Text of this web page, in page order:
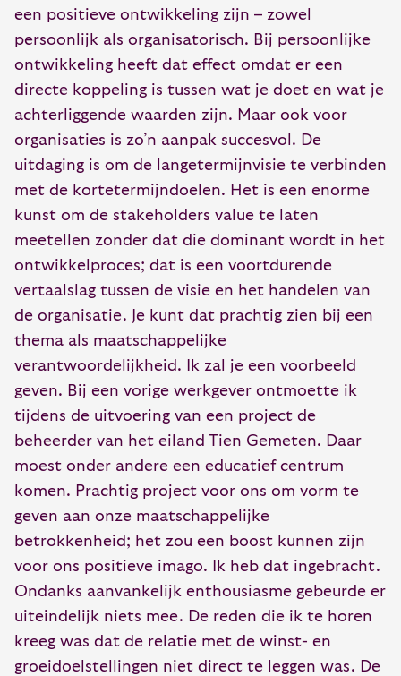
een positieve ontwikkeling zijn – zowel
persoonlijk als organisatorisch. Bij persoonlijke
ontwikkeling heeft dat effect omdat er een
directe koppeling is tussen wat je doet en wat je
achterliggende waarden zijn. Maar ook voor
organisaties is zo’n aanpak succesvol. De
uitdaging is om de langetermijnvisie te verbinden
met de kortetermijndoelen. Het is een enorme
kunst om de stakeholders value te laten
meetellen zonder dat die dominant wordt in het
ontwikkelproces; dat is een voortdurende
vertaalslag tussen de visie en het handelen van
de organisatie. Je kunt dat prachtig zien bij een
thema als maatschappelijke
verantwoordelijkheid. Ik zal je een voorbeeld
geven. Bij een vorige werkgever ontmoette ik
tijdens de uitvoering van een project de
beheerder van het eiland Tien Gemeten. Daar
moest onder andere een educatief centrum
komen. Prachtig project voor ons om vorm te
geven aan onze maatschappelijke
betrokkenheid; het zou een boost kunnen zijn
voor ons positieve imago. Ik heb dat ingebracht.
Ondanks aanvankelijk enthousiasme gebeurde er
uiteindelijk niets mee. De reden die ik te horen
kreeg was dat de relatie met de winst- en
groeidoelstellingen niet direct te leggen was. De